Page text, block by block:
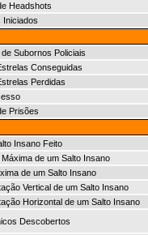
Headshots
Iniciados
Subornos Policiais
Conseguidas
Perdidas
Prisões
Insano Feito
de um Salto Insano
de um Salto Insano
Vertical de um Salto Insano
Horizontal de um Salto Insano
Descobertos